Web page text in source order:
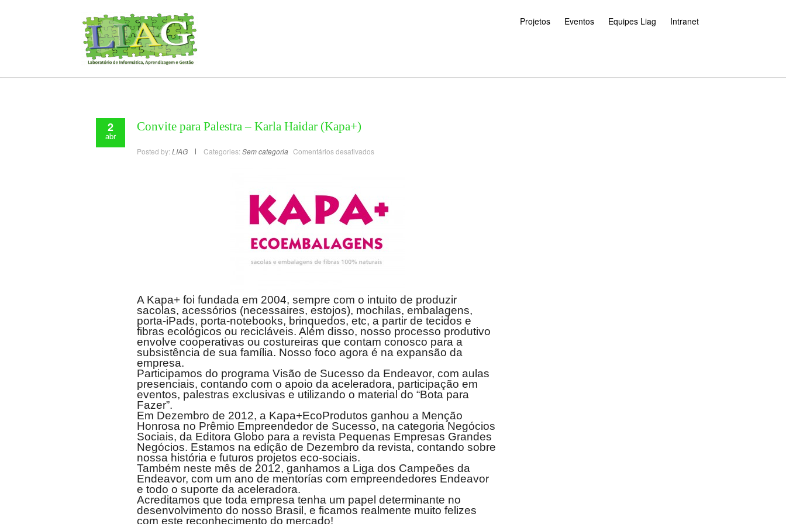
Projetos Eventos Equipes Liag Intranet
2
abr
Convite para Palestra – Karla Haidar (Kapa+)
Posted by: LIAG Categories: Sem categoria Comentários desativados
A Kapa+ foi fundada em 2004, sempre com o intuito de produzir
sacolas, acessórios (necessaires, estojos), mochilas, embalagens,
porta-iPads, porta-notebooks, brinquedos, etc, a partir de tecidos e
fibras ecológicos ou recicláveis. Além disso, nosso processo produtivo
envolve cooperativas ou costureiras que contam conosco para a
subsistência de sua família. Nosso foco agora é na expansão da
empresa.
Participamos do programa Visão de Sucesso da Endeavor, com aulas
presenciais, contando com o apoio da aceleradora, participação em
eventos, palestras exclusivas e utilizando o material do “Bota para
Fazer”.
Em Dezembro de 2012, a Kapa+EcoProdutos ganhou a Menção
Honrosa no Prêmio Empreendedor de Sucesso, na categoria Negócios
Sociais, da Editora Globo para a revista Pequenas Empresas Grandes
Negócios. Estamos na edição de Dezembro da revista, contando sobre
nossa história e futuros projetos eco-sociais.
Também neste mês de 2012, ganhamos a Liga dos Campeões da
Endeavor, com um ano de mentorías com empreendedores Endeavor
e todo o suporte da aceleradora.
Acreditamos que toda empresa tenha um papel determinante no
desenvolvimento do nosso Brasil, e ficamos realmente muito felizes
com este reconhecimento do mercado!